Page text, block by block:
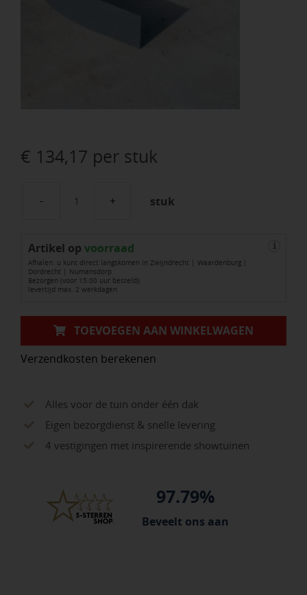
€ 134,17 per stuk
Ecolat
19
cmx
7
25
meter
aantal
stuk
Artikel op voorraad
Afhalen: u kunt direct langskomen in Zwijndrecht | Waardenburg |
Dordrecht | Numansdorp
Bezorgen (voor 15:00 uur besteld):
levertijd max. 2 werkdagen
i
TOEVOEGEN AAN WINKELWAGEN
Verzendkosten berekenen
Alles voor de tuin onder één dak
Eigen bezorgdienst & snelle levering
4 vestigingen met inspirerende showtuinen
97.79%
Beveelt ons aan